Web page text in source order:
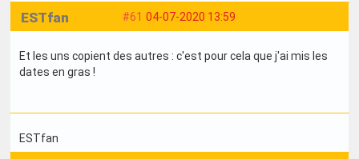
#61 04-07-2020 13:59
ESTfan
Et les uns copient des autres : c'est pour cela que j'ai mis les
dates en gras !
ESTfan